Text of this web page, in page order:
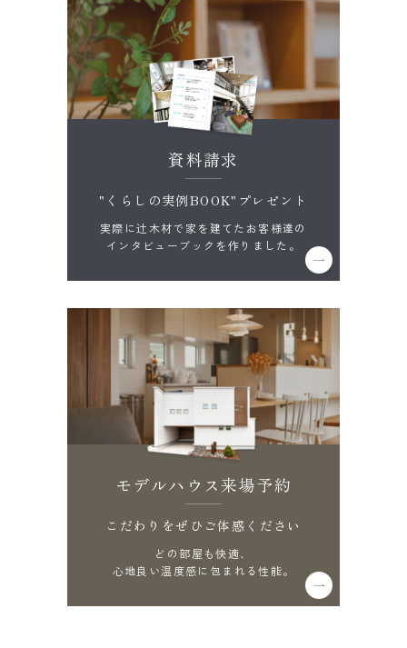
資料請求
"くらしの実例BOOK"プレゼント
実際に辻木材で家を建てたお客様達の
インタビューブックを作りました。
モデルハウス来場予約
こだわりをぜひご体感ください
どの部屋も快適、
心地良い温度感に包まれる性能。